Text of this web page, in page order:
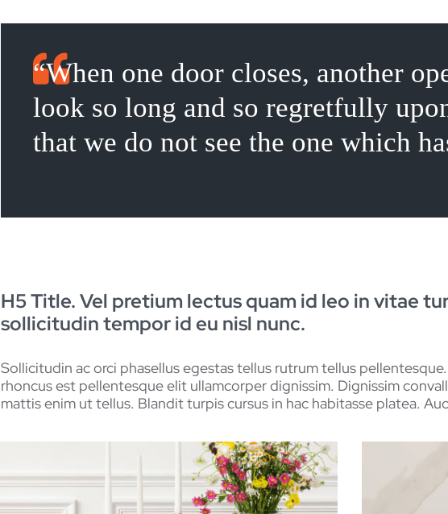
“When one door closes, another
look so long and so regretfully
that we do not see the one which
H5 Title. Vel pretium lectus quam id leo in vitae
sollicitudin tempor id eu nisl nunc.
Sollicitudin ac orci phasellus egestas tellus rutrum tellus
rhoncus est pellentesque elit ullamcorper dignissim. Dignissim
mattis enim ut tellus. Blandit turpis cursus in hac habitasse platea.